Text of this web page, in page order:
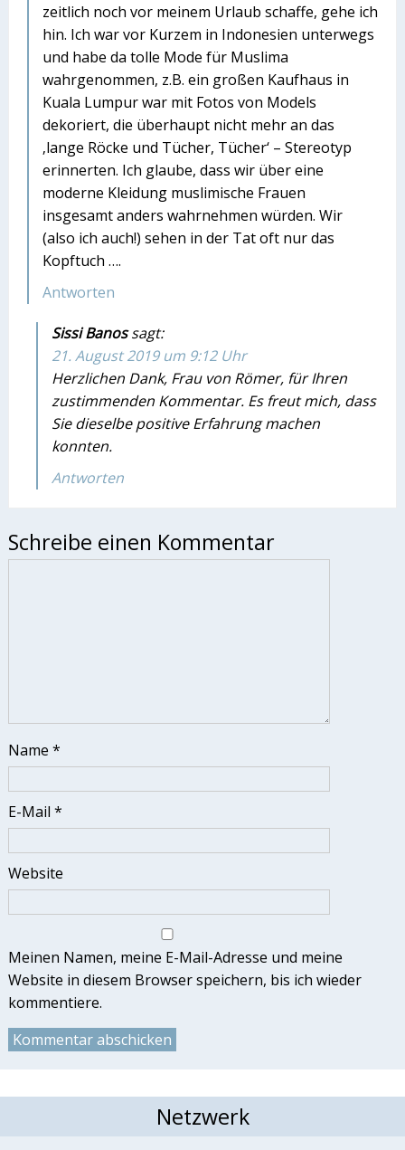
zeitlich noch vor meinem Urlaub schaffe, gehe ich
hin. Ich war vor Kurzem in Indonesien unterwegs
und habe da tolle Mode für Muslima
wahrgenommen, z.B. ein großen Kaufhaus in
Kuala Lumpur war mit Fotos von Models
dekoriert, die überhaupt nicht mehr an das
‚lange Röcke und Tücher, Tücher‘ – Stereotyp
erinnerten. Ich glaube, dass wir über eine
moderne Kleidung muslimische Frauen
insgesamt anders wahrnehmen würden. Wir
(also ich auch!) sehen in der Tat oft nur das
Kopftuch ….
Antworten
Sissi Banos sagt:
21. August 2019 um 9:12 Uhr
Herzlichen Dank, Frau von Römer, für Ihren
zustimmenden Kommentar. Es freut mich, dass
Sie dieselbe positive Erfahrung machen
konnten.
Antworten
Schreibe einen Kommentar
Name *
E-Mail *
Website
Meinen Namen, meine E-Mail-Adresse und meine
Website in diesem Browser speichern, bis ich wieder
kommentiere.
Netzwerk